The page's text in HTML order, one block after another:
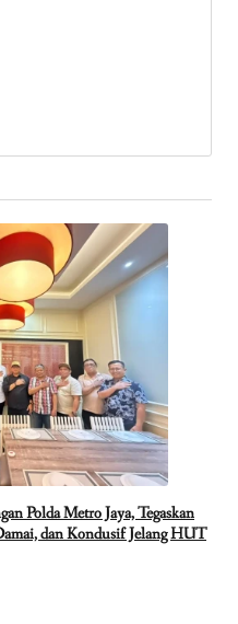
Polda Metro Jaya, Tegaskan
dan Kondusif Jelang HUT